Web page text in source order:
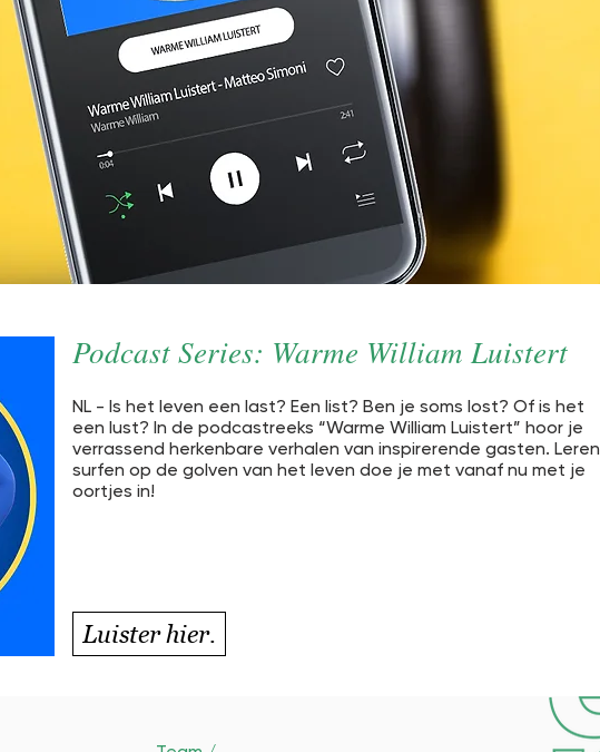
Podcast Series: Warme William Luistert
NL - Is het leven een last? Een list? Ben je soms lost? Of is het
een lust? In de podcastreeks “Warme William Luistert” hoor je
verrassend herkenbare verhalen van inspirerende gasten. Leren
surfen op de golven van het leven doe je met vanaf nu met je
oortjes in!
Luister hier.